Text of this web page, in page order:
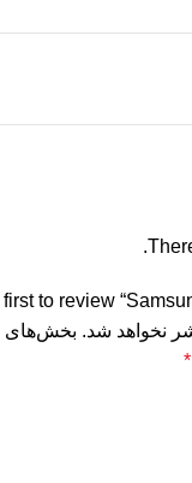
to review
نخواهد شد. بخش‌های
*